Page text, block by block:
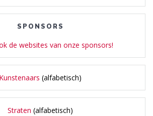
SPONSORS
de websites van onze sponsors!
Kunstenaars (alfabetisch)
Straten (alfabetisch)